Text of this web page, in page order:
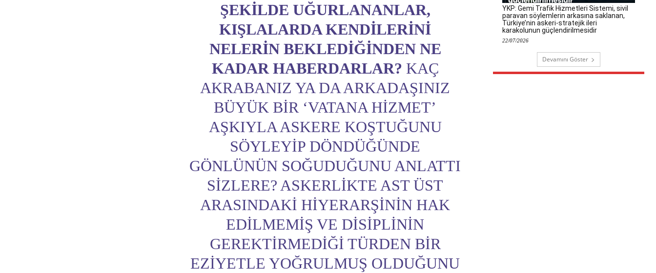
ŞEKILDE UĞURLANANLAR,
KIŞLALARDA KENDILERINI
NELERIN BEKLEDIĞINDEN NE
KADAR HABERDARLAR? KAÇ
AKRABANIZ YA DA ARKADAŞINIZ
BÜYÜK BIR ‘VATANA HIZMET’
AŞKIYLA ASKERE KOŞTUĞUNU
SÖYLEYIP DÖNDÜĞÜNDE
GÖNLÜNÜN SOĞUDUĞUNU ANLATTI
SIZLERE? ASKERLIKTE AST ÜST
ARASINDAKI HIYERARŞININ HAK
EDILMEMIŞ VE DISIPLININ
GEREKTIRMEDIĞI TÜRDEN BIR
EZIYETLE YOĞRULMUŞ OLDUĞUNU
YKP: Gemi Trafik Hizmetleri Sistemi, sivil
paravan söylemlerin arkasına saklanan,
Türkiye’nin askeri-stratejik ileri
karakolunun güçlendirilmesidir
22/07/2026
Devamını Göster